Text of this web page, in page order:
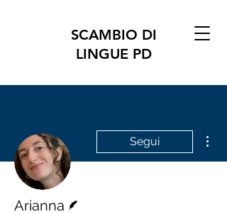
SCAMBIO DI
LINGUE PD
Segui
Arianna